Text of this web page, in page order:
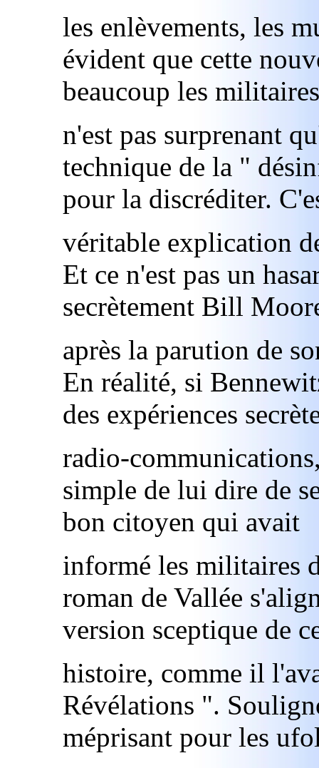
les enlèvements, les
évident que cette
beaucoup les
n'est pas surprenant
technique de la "
pour la discréditer.
véritable explication
Et ce n'est pas un
secrètement Bill
après la parution de
En réalité, si
des expériences
radio-
simple de lui dire de
bon citoyen qui avait
informé les militaires
roman de Vallée
version sceptique de
histoire, comme il
Révélations ".
méprisant pour les